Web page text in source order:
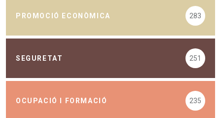
PROMOCIÓ ECONÒMICA 283
SEGURETAT 251
OCUPACIÓ I FORMACIÓ 235